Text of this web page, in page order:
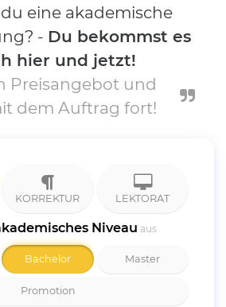
eine akademische
- Du bekommst es
hier und jetzt!
Preisangebot und
dem Auftrag fort!
KORREKTUR LEKTORAT
Niveau aus
Bachelor Master
Promotion